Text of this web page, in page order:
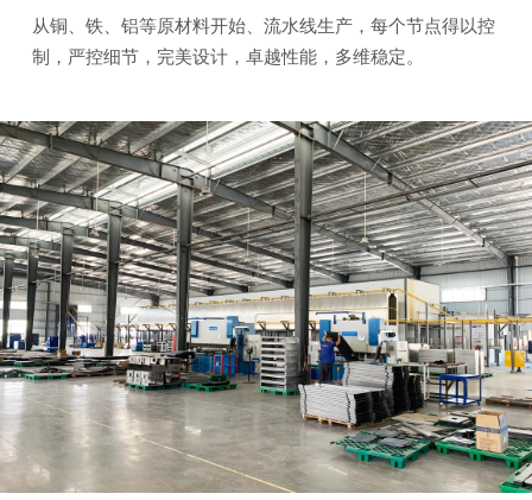
从铜、铁、铝等原材料开始、流水线生产，每个节点得以控
制，严控细节，完美设计，卓越性能，多维稳定。